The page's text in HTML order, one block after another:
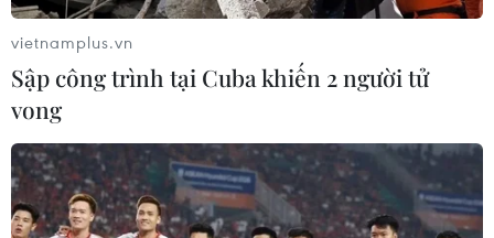
vietnamplus.vn
Sập công trình tại Cuba khiến 2 người tử
vong